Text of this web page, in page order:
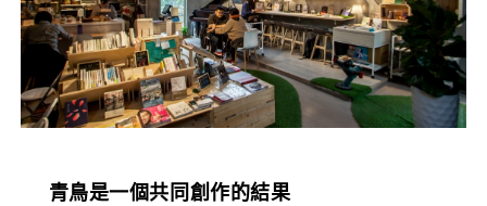
青鳥是一個共同創作的結果